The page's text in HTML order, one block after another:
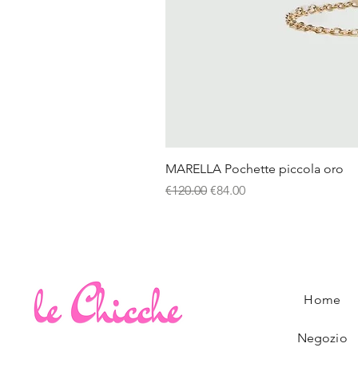
MARELLA Pochette piccola oro
Regular Price
€120.00 Sale Price
€84.00
Home
Negozio